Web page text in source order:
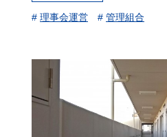
# 理事会運営 # 管理組合